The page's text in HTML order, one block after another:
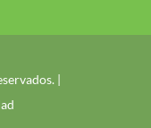
|